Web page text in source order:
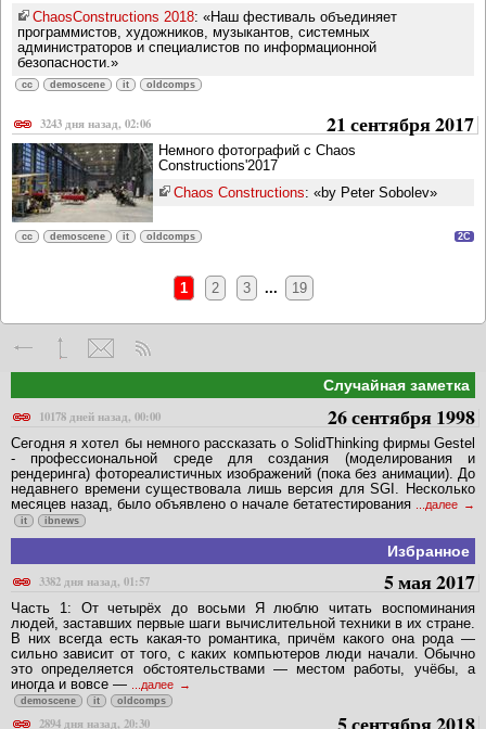
ChaosConstructions 2018: «Наш фестиваль объединяет
программистов, художников, музыкантов, системных
администраторов и специалистов по информационной
безопасности.»
cc demoscene it oldcomps
3243 дня назад, 02:06 21 сентября 2017
Немного фотографий с Chaos
Constructions'2017
Chaos Constructions: «by Peter Sobolev»
cc demoscene it oldcomps 2C
1 2 3 ... 19
Случайная заметка
10178 дней назад, 00:00
26 сентября 1998
Сегодня я хотел бы немного рассказать о SolidThinking фирмы Gestel
- профессиональной среде для создания (моделирования и
рендеринга) фотореалистичных изображений (пока без анимации). До
недавнего времени существовала лишь версия для SGI. Несколько
месяцев назад, было объявлено о начале бетатестирования
...далее
it ibnews
Избранное
3382 дня назад, 01:57
5 мая 2017
Часть 1: От четырёх до восьми Я люблю читать воспоминания
людей, заставших первые шаги вычислительной техники в их стране.
В них всегда есть какая-то романтика, причём какого она рода —
сильно зависит от того, с каких компьютеров люди начали. Обычно
это определяется обстоятельствами — местом работы, учёбы, а
иногда и вовсе —
...далее
demoscene it oldcomps
2894 дня назад, 20:30